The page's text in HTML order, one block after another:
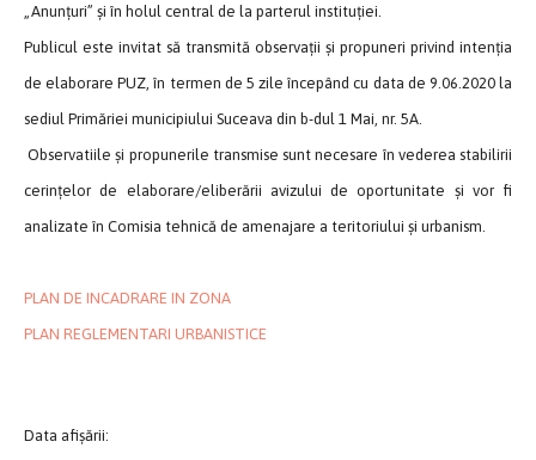
„Anunţuri” și în holul central de la parterul instituției.
Publicul este invitat să transmită observații și propuneri privind intenția
de elaborare PUZ, în termen de 5 zile începând cu data de 9.06.2020 la
sediul Primăriei municipiului Suceava din b-dul 1 Mai, nr. 5A.
Observatiile și propunerile transmise sunt necesare în vederea stabilirii
cerințelor de elaborare/eliberării avizului de oportunitate și vor fi
analizate în Comisia tehnică de amenajare a teritoriului și urbanism.
PLAN DE INCADRARE IN ZONA
PLAN REGLEMENTARI URBANISTICE
Data afișării: